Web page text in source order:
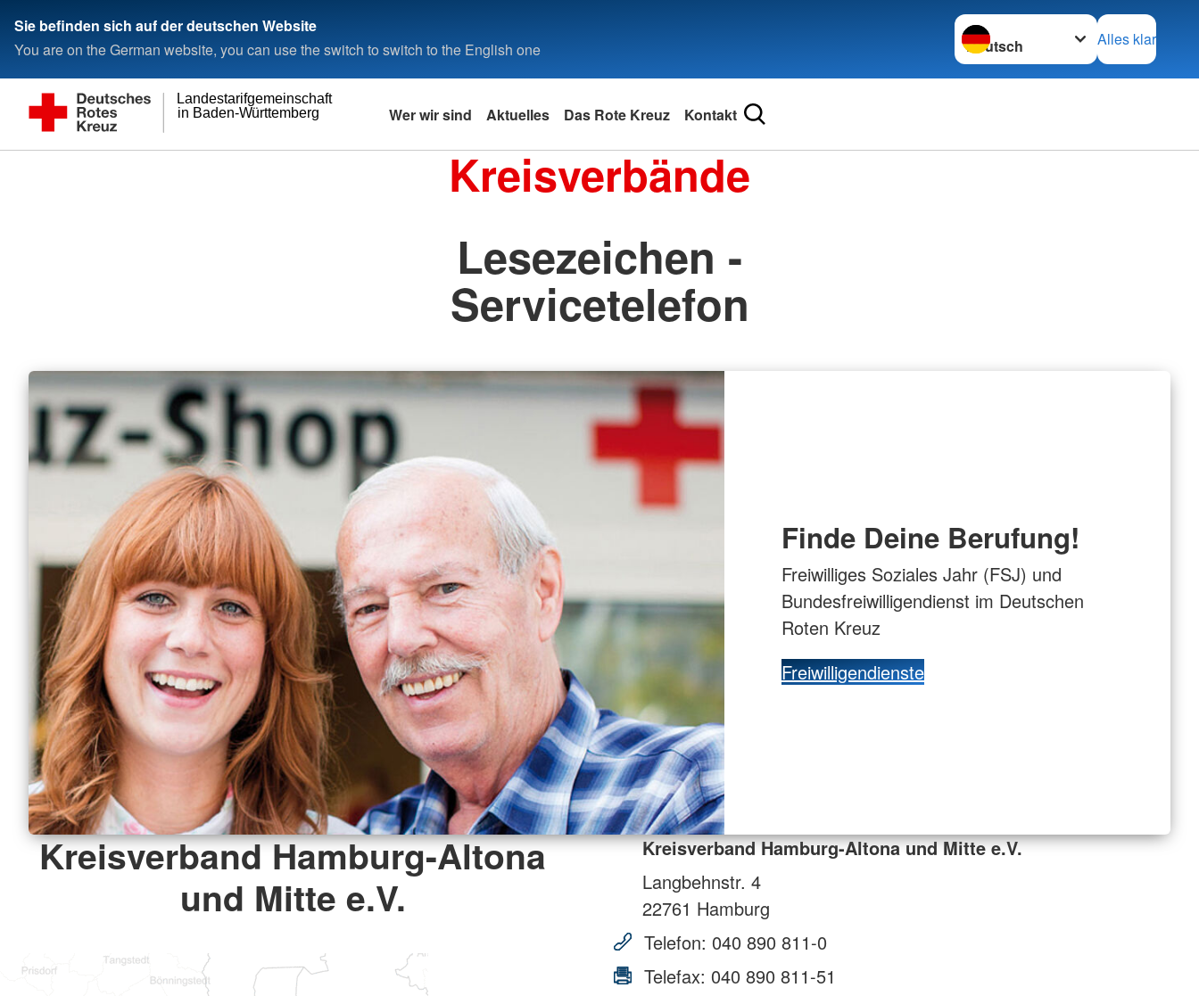
Sie befinden sich auf der deutschen Website
You are on the German website, you can use the switch to switch to the English one
Sprache wechseln zu
Alles klar
in Baden-Württemberg
Landestarifgemeinschaft
Wer wir sind Aktuelles Das Rote Kreuz Kontakt
Kreisverbände
Lesezeichen -
Servicetelefon
Finde Deine Berufung!
Freiwilliges Soziales Jahr (FSJ) und
Bundesfreiwilligendienst im Deutschen
Roten Kreuz
Freiwilligendienste
Kreisverband Hamburg-Altona
und Mitte e.V.
Kreisverband Hamburg-Altona und Mitte e.V.
Langbehnstr. 4
22761 Hamburg
Telefon: 040 890 811-0
Telefax: 040 890 811-51